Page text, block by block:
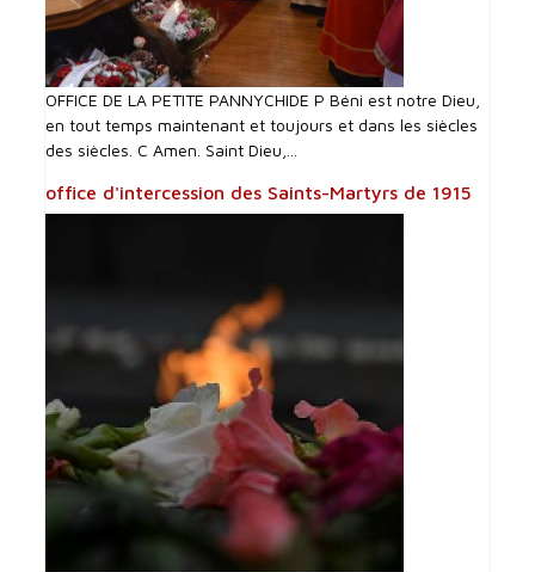
OFFICE DE LA PETITE PANNYCHIDE P Béni est notre Dieu,
en tout temps maintenant et toujours et dans les siècles
des siècles. C Amen. Saint Dieu,...
office d'intercession des Saints-Martyrs de 1915